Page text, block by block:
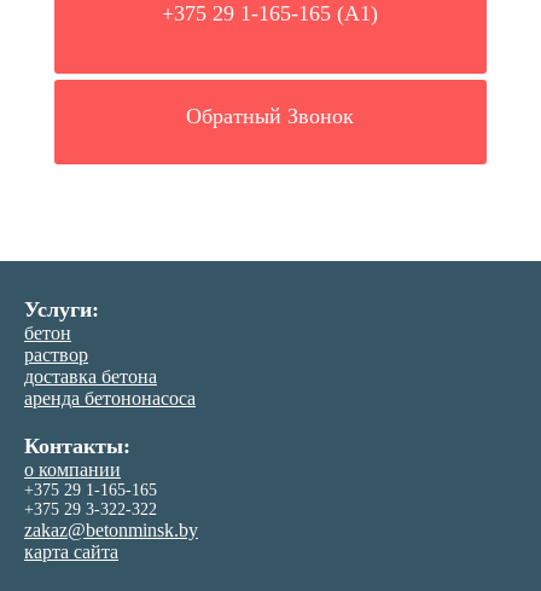
+375 29 1-165-165 (A1)
Обратный Звонок
Услуги:
бетон
раствор
доставка бетона
аренда бетононасоса
Контакты:
о компании
+375 29 1-165-165
+375 29 3-322-322
zakaz@betonminsk.by
карта сайта